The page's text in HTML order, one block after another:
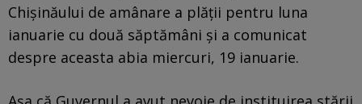
Chișinăului de amânare a plății pentru luna
ianuarie cu două săptămâni și a comunicat
despre aceasta abia miercuri, 19 ianuarie.